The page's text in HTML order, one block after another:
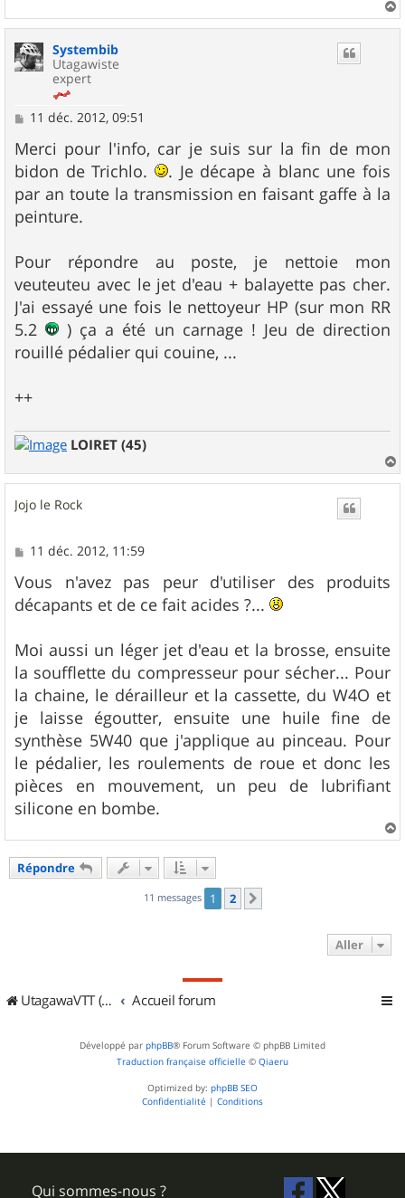
a
Systembib
Utagawiste
expert
M
s
s
a
g
e
11 déc. 2012, 09:51
Merci pour l'info, car je suis sur la fin de mon
bidon de Trichlo.
. Je décape à blanc une fois
par an toute la transmission en faisant gaffe à la
peinture.
Pour répondre au poste, je nettoie mon
veuteuteu avec le jet d'eau + balayette pas cher.
J'ai essayé une fois le nettoyeur HP (sur mon RR
5.2
) ça a été un carnage ! Jeu de direction
rouillé pédalier qui couine, ...
++
LOIRET (45)
a
Jojo le Rock
M
s
s
a
11 déc. 2012, 11:59
Vous n'avez pas peur d'utiliser des produits
décapants et de ce fait acides ?...
Moi aussi un léger jet d'eau et la brosse, ensuite
la soufflette du compresseur pour sécher... Pour
la chaine, le dérailleur et la cassette, du W4O et
je laisse égoutter, ensuite une huile fine de
synthèse 5W40 que j'applique au pinceau. Pour
le pédalier, les roulements de roue et donc les
pièces en mouvement, un peu de lubrifiant
silicone en bombe.
a
Répondre
11 messages 1 2
Aller
UtagawaVTT (Randos VTT et VTTAE avec traces GPS) Accueil forum
Développé par phpBB® Forum Software © phpBB Limited
Traduction française officielle © Qiaeru
Optimized by: phpBB SEO
Confidentialité | Conditions
Qui sommes-nous ?